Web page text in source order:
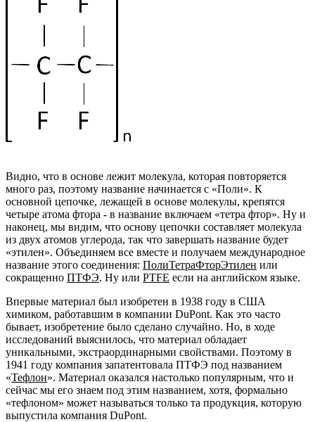
Видно, что в основе лежит молекула, которая повторяется
много раз, поэтому название начинается с «Поли». К
основной цепочке, лежащей в основе молекулы, крепятся
четыре атома фтора - в название включаем «тетра фтор». Ну и
наконец, мы видим, что основу цепочки составляет молекула
из двух атомов углерода, так что завершать название будет
«этилен». Объединяем все вместе и получаем международное
название этого соединения: ПолиТетраФторЭтилен или
сокращенно ПТФЭ. Ну или PTFE если на английском языке.
Впервые материал был изобретен в 1938 году в США
химиком, работавшим в компании DuPont. Как это часто
бывает, изобретение было сделано случайно. Но, в ходе
исследований выяснилось, что материал обладает
уникальными, экстраординарными свойствами. Поэтому в
1941 году компания запатентовала ПТФЭ под названием
«Тефлон». Материал оказался настолько популярным, что и
сейчас мы его знаем под этим названием, хотя, формально
«тефлоном» может называться только та продукция, которую
выпустила компания DuPont.